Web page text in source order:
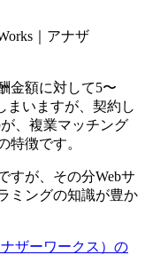
｜アナザ
金額に対して5〜
いますが、 契約し
、複業マッチング
特徴です。
すが、その分Webサ
ミングの知識が豊か
ザーワークス）の